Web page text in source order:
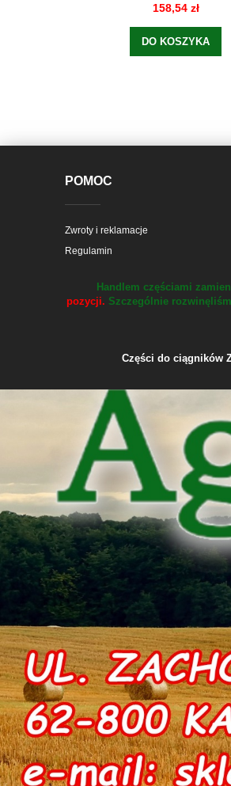
158,54 zł
DO KOSZYKA
POMOC
Zwroty i reklamacje
Regulamin
Handlem częściami
pozycji. Szczególnie
Części do ciągników